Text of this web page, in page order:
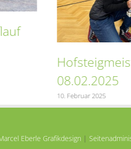
08.02.2025
10. Februar 2025
Eberle Grafikdesign |